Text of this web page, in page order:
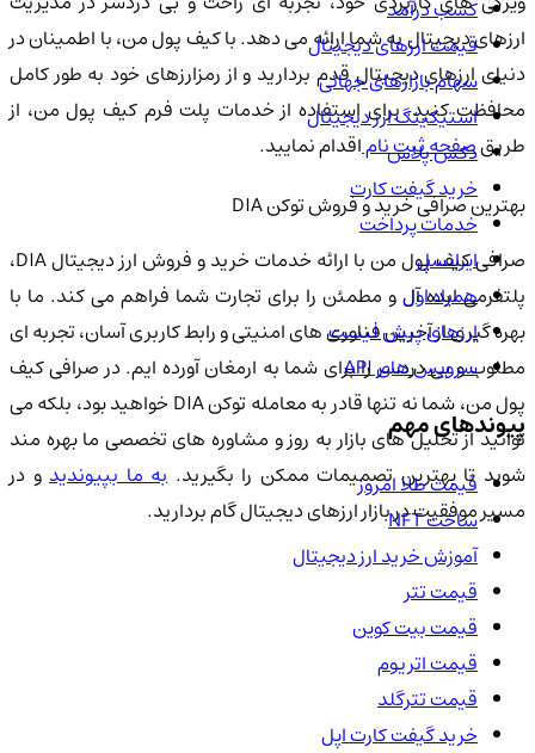
ارزهای دیجیتال به شما ارائه می دهد. با کیف پول من، با اطمینان در
دنیای ارزهای دیجیتال قدم بردارید و از رمزارزهای خود به طور کامل
محافظت کنید. برای استفاده از خدمات پلت فرم کیف پول من، از
طریقصفحه ثبت ناماقدام نمایید.
بهترین صرافی خرید و فروش توکن DIA
صرافی کیف پول من با ارائه خدمات خرید و فروش ارز دیجیتال DIA،
پلتفرمی ایده آل و مطمئن را برای تجارت شما فراهم می کند. ما با
بهره گیری از آخرین فناوری های امنیتی و رابط کاربری آسان، تجربه ای
مطلوب و بی دردسر را برای شما به ارمغان آورده ایم. در صرافی کیف
پول من، شما نه تنها قادر به معامله توکن DIA خواهید بود، بلکه می
توانید از تحلیل های بازار به روز و مشاوره های تخصصی ما بهره مند
شوید تا بهترین تصمیمات ممکن را بگیرید.به ما بپیوندیدو در
مسیر موفقیت در بازار ارزهای دیجیتال گام بردارید.
کسب درآمد
قیمت ارزهای دیجیتال
سهام بازارهای جهانی
استیکینگ ارز دیجیتال
دکس پلاس
خرید گیفت کارت
خدمات پرداخت
ایرانسل
همراه اول
ارزهای پیش لیست
سرویس های API
پیوندهای مهم
قیمت طلا امروز
ساخت NFT
آموزش خرید ارز دیجیتال
قیمت تتر
قیمت بیت کوین
قیمت اتریوم
قیمت تترگلد
خرید گیفت کارت اپل